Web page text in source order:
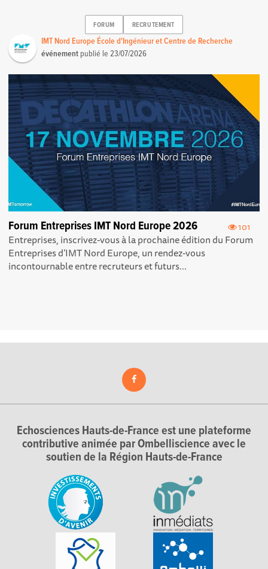
FORUM RECRUTEMENT
IMT Nord Europe École d'Ingénieur et Centre de Recherche
événement publié le23/07/2026
101
Forum Entreprises IMT Nord Europe 2026
Entreprises, inscrivez-vous à la prochaine édition du Forum
Entreprises d’IMT Nord Europe, un rendez-vous
incontournable entre recruteurs et futurs...
Echosciences Hauts-de-France est une plateforme
contributive animée par Ombelliscience avec le
soutien de la Région Hauts-de-France